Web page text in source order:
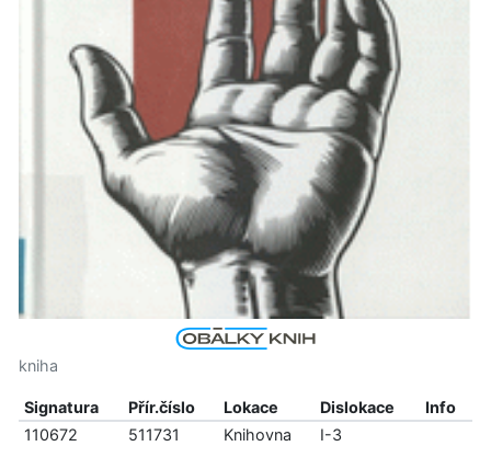
kniha
Signatura Přír.číslo Lokace Dislokace
Info
110672
511731 Knihovna I-3